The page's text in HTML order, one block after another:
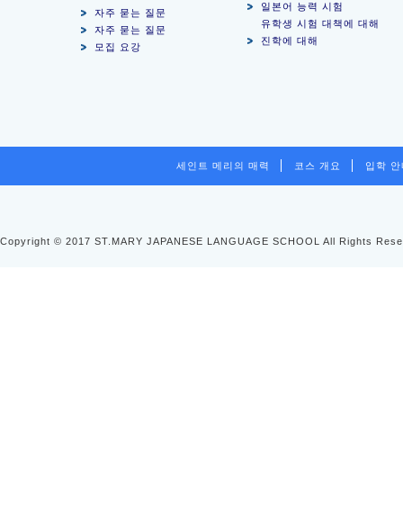
자주 묻는 질문
자주 묻는 질문
모집 요강
일본어 능력 시험
유학생 시험 대책에 대해
진학에 대해
세인트 메리의 매력 코스 개요 입학
Copyright © 2017 ST.MARY JAPANESE LANGUAGE SCHOOL All Rights